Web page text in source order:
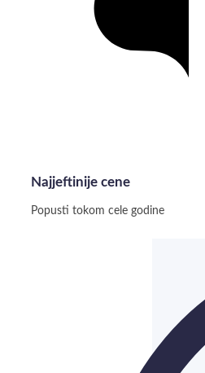
Najjeftinije cene
Popusti tokom cele godine